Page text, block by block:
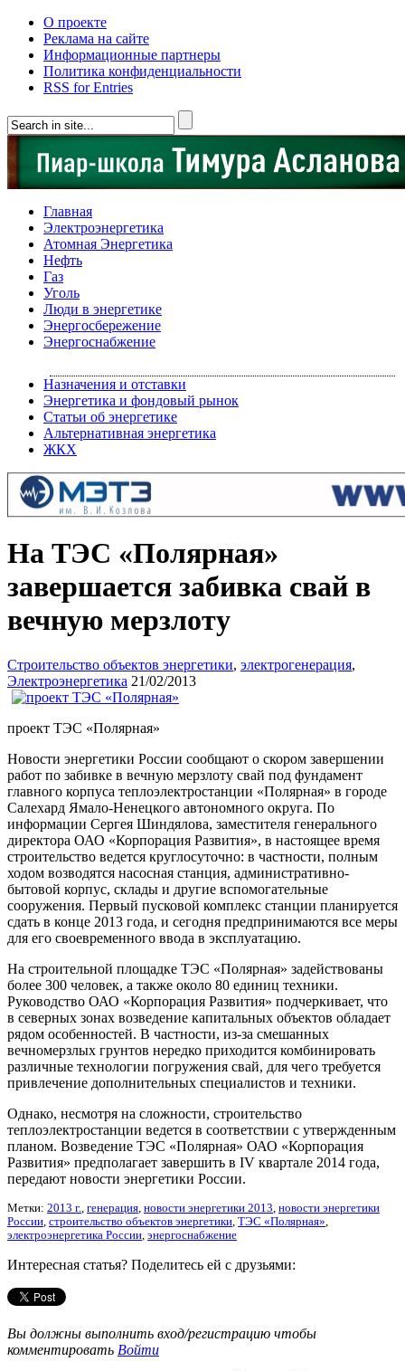
О проекте
Реклама на сайте
Информационные партнеры
Политика конфиденциальности
RSS for Entries
Главная
Электроэнергетика
Атомная Энергетика
Нефть
Газ
Уголь
Люди в энергетике
Энергосбережение
Энергоснабжение
Назначения и отставки
Энергетика и фондовый рынок
Статьи об энергетике
Альтернативная энергетика
ЖКХ
На ТЭС «Полярная»
завершается забивка свай в
вечную мерзлоту
Строительство объектов энергетики, электрогенерация,
Электроэнергетика 21/02/2013
проект ТЭС «Полярная»
Новости энергетики России сообщают о скором завершении
работ по забивке в вечную мерзлоту свай под фундамент
главного корпуса теплоэлектростанции «Полярная» в городе
Салехард Ямало-Ненецкого автономного округа. По
информации Сергея Шиндялова, заместителя генерального
директора ОАО «Корпорация Развития», в настоящее время
строительство ведется круглосуточно: в частности, полным
ходом возводятся насосная станция, административно-
бытовой корпус, склады и другие вспомогательные
сооружения. Первый пусковой комплекс станции планируется
сдать в конце 2013 года, и сегодня предпринимаются все меры
для его своевременного ввода в эксплуатацию.
На строительной площадке ТЭС «Полярная» задействованы
более 300 человек, а также около 80 единиц техники.
Руководство ОАО «Корпорация Развития» подчеркивает, что
в северных зонах возведение капитальных объектов обладает
рядом особенностей. В частности, из-за смешанных
вечномерзлых грунтов нередко приходится комбинировать
различные технологии погружения свай, для чего требуется
привлечение дополнительных специалистов и техники.
Однако, несмотря на сложности, строительство
теплоэлектростанции ведется в соответствии с утвержденным
планом. Возведение ТЭС «Полярная» ОАО «Корпорация
Развития» предполагает завершить в IV квартале 2014 года,
передают новости энергетики России.
Метки: 2013 г., генерация, новости энергетики 2013, новости энергетики
России, строительство объектов энергетики, ТЭС «Полярная»,
электроэнергетика России, энергоснабжение
Интересная статья? Поделитесь ей с друзьями:
Вы должны выполнить вход/регистрацию чтобы
комментировать Войти